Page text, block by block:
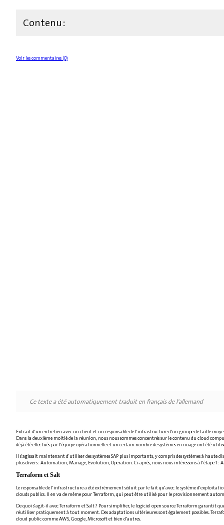
Contenu :
Voir les commentaires (0)
Ce texte a été automatiquement traduit en français de l'allemand
Extrait d'un entretien avec un client et un responsable de l'infrastructure d'un groupe de taille
Dans la deuxième moitié de la réunion, nous nous sommes concentrés sur le contenu du cloud
déjà été effectués par l'équipe opérationnelle et un certain nombre de systèmes en nuage ont été
Il s'agissait maintenant d'utiliser des systèmes SAP plus importants, y compris des systèmes à
plus divers : Automation, Manage, Evolution, Operation. Ci-après, nous nous intéressons à l'étape
Terraform et Salt
Le responsable de l'infrastructure a été extrêmement séduit par le fait qu'avec le système
clouds publics. Il en va de même pour Terraform, qui peut être utilisé pour le provisionnement
De quoi s'agit-il avec Terraform et Salt ? Pour simplifier, le logiciel open source Terraform garantit
réutiliser pratiquement à tout moment. Des adaptations ultérieures sont également possibles.
cloud public comme AWS, Google, Microsoft et bien d'autres.